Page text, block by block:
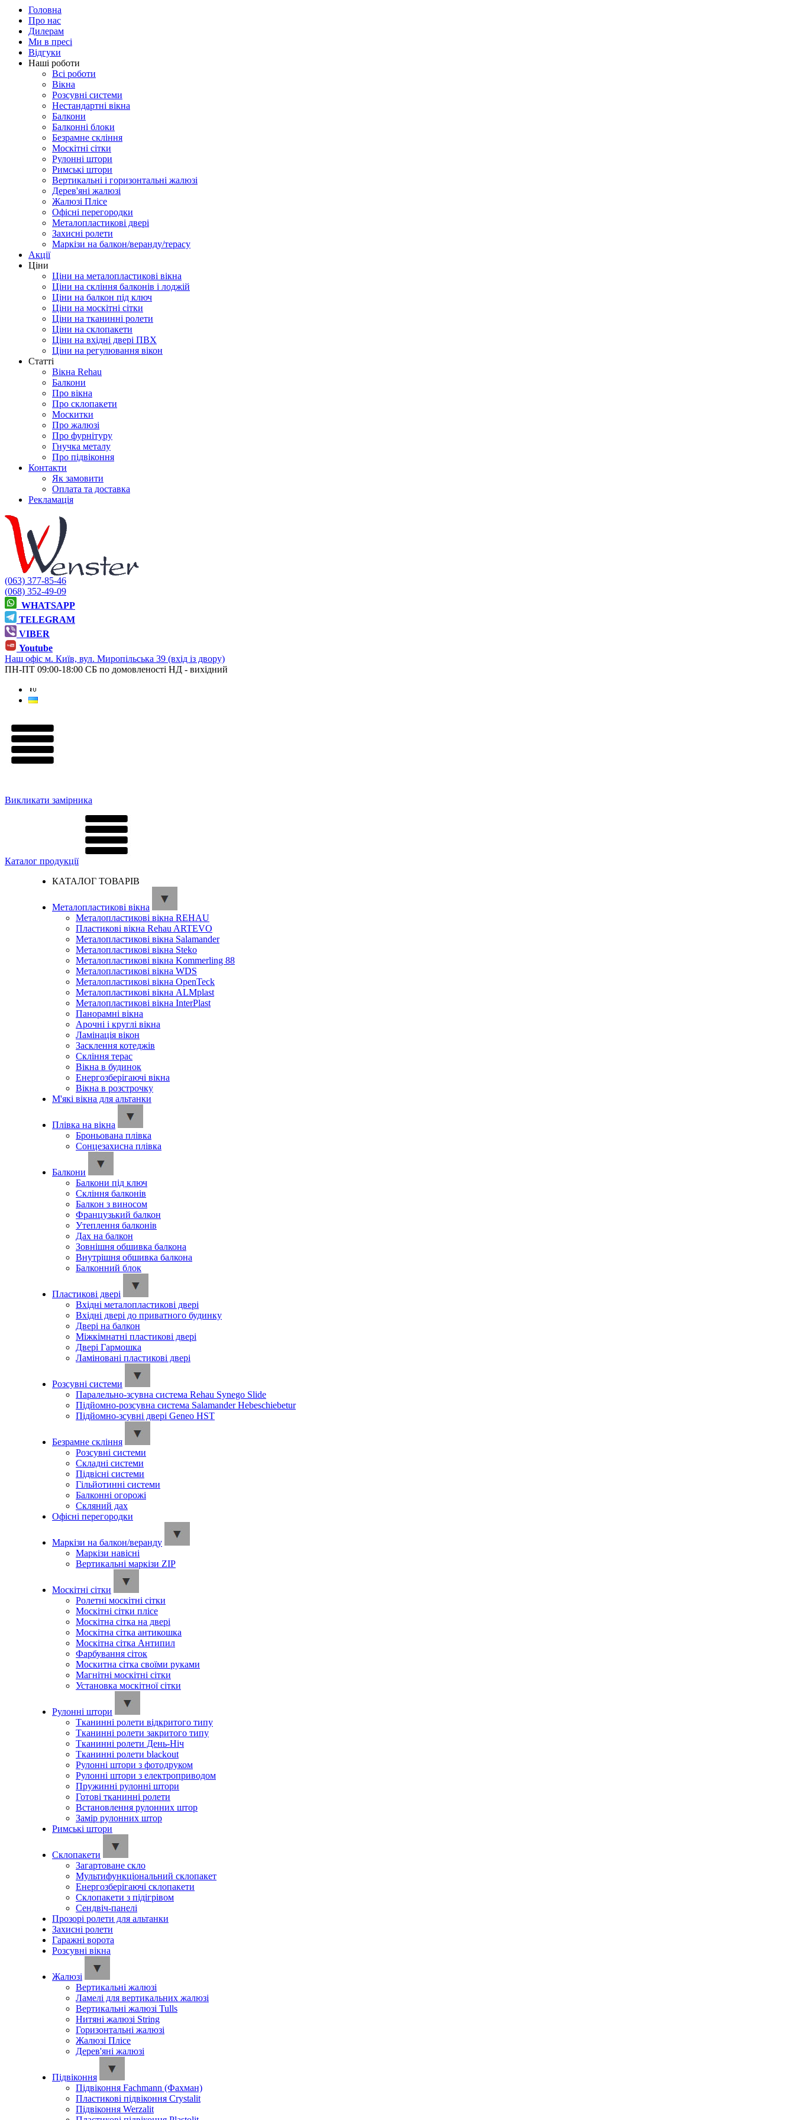
Головна
Про нас
Дилерам
Ми в пресі
Відгуки
Наші роботи
Всі роботи
Вікна
Розсувні системи
Нестандартні вікна
Балкони
Балконні блоки
Безрамне скління
Москітні сітки
Рулонні штори
Римські штори
Вертикальні і горизонтальні жалюзі
Дерев'яні жалюзі
Жалюзі Плісе
Офісні перегородки
Металопластикові двері
Захисні ролети
Маркізи на балкон/веранду/терасу
Акції
Ціни
Ціни на металопластикові вікна
Ціни на скління балконів і лоджій
Ціни на балкон під ключ
Ціни на москітні сітки
Ціни на тканинні ролети
Ціни на склопакети
Ціни на вхідні двері ПВХ
Ціни на регулювання вікон
Cтатті
Вікна Rehau
Балкони
Про вікна
Про склопакети
Москитки
Про жалюзі
Про фурнітуру
Гнучка металу
Про підвіконня
Контакти
Як замовити
Оплата та доставка
Рекламація
(063) 377-85-46
(068) 352-49-09
WHATSAPP
TELEGRAM
VIBER
Youtube
Наш офіс м. Київ, вул. Миропільська 39 (вхід із двору)
ПН-ПТ 09:00-18:00 СБ по домовленості НД - вихідний
Викликати замірника
Каталог продукції
КАТАЛОГ ТОВАРІВ
Металопластикові вікна
Металопластикові вікна REHAU
Пластикові вікна Rehau ARTEVO
Металопластикові вікна Salamander
Металопластикові вікна Steko
Металопластикові вікна Kommerling 88
Металопластикові вікна WDS
Металопластикові вікна OpenTeck
Металопластикові вікна ALMplast
Металопластикові вікна InterPlast
Панорамні вікна
Арочні і круглі вікна
Ламінація вікон
Засклення котеджів
Скління терас
Вікна в будинок
Енергозберігаючі вікна
Вікна в розстрочку
М'які вікна для альтанки
Плівка на вікна
Броньована плівка
Сонцезахисна плівка
Балкони
Балкони під ключ
Скління балконів
Балкон з виносом
Французький балкон
Утеплення балконів
Дах на балкон
Зовнішня обшивка балкона
Внутрішня обшивка балкона
Балконний блок
Пластикові двері
Вхідні металопластикові двері
Вхідні двері до приватного будинку
Двері на балкон
Міжкімнатні пластикові двері
Двері Гармошка
Ламіновані пластикові двері
Розсувні системи
Паралельно-зсувна система Rehau Synego Slide
Підйомно-розсувна система Salamander Hebeschiebetur
Підйомно-зсувні двері Geneo HST
Безрамне скління
Розсувні системи
Складні системи
Підвісні системи
Гільйотинні системи
Балконні огорожі
Скляний дах
Офісні перегородки
Маркізи на балкон/веранду
Маркізи навісні
Вертикальні маркізи ZIP
Москітні сітки
Ролетні москітні сітки
Москітні сітки плісе
Москітна сітка на двері
Москітна сітка антикошка
Москітна сітка Антипил
Фарбування сіток
Москитна сітка своїми руками
Магнітні москітні сітки
Установка москітної сітки
Рулонні штори
Тканинні ролети відкритого типу
Тканинні ролети закритого типу
Тканинні ролети День-Ніч
Тканинні ролети blackout
Рулонні штори з фотодруком
Рулонні штори з електроприводом
Пружинні рулонні штори
Готові тканинні ролети
Встановлення рулонних штор
Замір рулонних штор
Римські штори
Склопакети
Загартоване скло
Мультифункціональний склопакет
Енергозберігаючі склопакети
Склопакети з підігрівом
Сендвіч-панелі
Прозорі ролети для альтанки
Захисні ролети
Гаражні ворота
Розсувні вікна
Жалюзі
Вертикальні жалюзі
Ламелі для вертикальних жалюзі
Вертикальні жалюзі Tulls
Нитяні жалюзі String
Горизонтальні жалюзі
Жалюзі Плісе
Дерев'яні жалюзі
Підвіконня
Підвіконня Fachmann (Фахман)
Пластикові підвіконня Crystalit
Підвіконня Werzalit